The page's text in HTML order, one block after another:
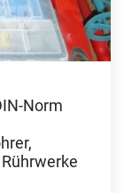
Norm